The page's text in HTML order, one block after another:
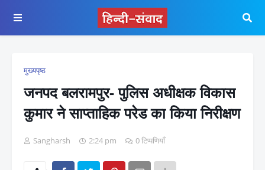
मुख्यपृष्ठ
जनपद बलरामपुर- पुलिस अधीक्षक विकास
कुमार ने साप्ताहिक परेड का किया निरीक्षण
Sangharsh 2:24 pm 0 टिप्पणियाँ